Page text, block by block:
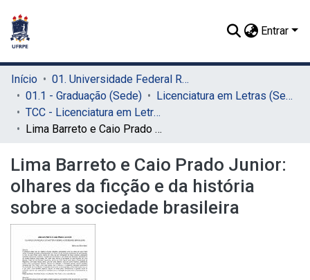
Entrar
Início
01. Universidade Federal Rural de Pernambuco - UFRPE (Sede)
01.1 - Graduação (Sede)
Licenciatura em Letras (Sede)
TCC - Licenciatura em Letras (Sede)
Lima Barreto e Caio Prado Junior: olhares da ficção e da história sobre a sociedade brasileira
Lima Barreto e Caio Prado Junior:
olhares da ficção e da história
sobre a sociedade brasileira